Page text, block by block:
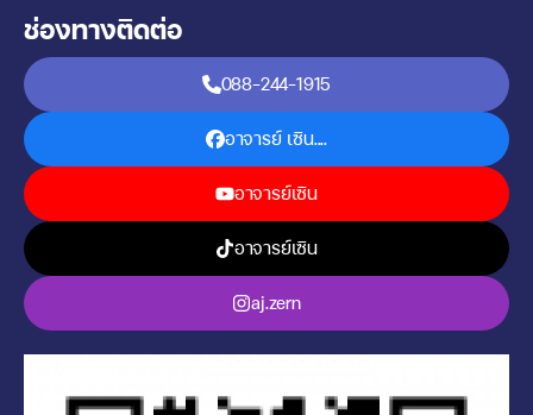
ช่องทางติดต่อ
088-244-1915
อาจารย์ เซิน....
อาจารย์เซิน
อาจารย์เซิน
aj.zern